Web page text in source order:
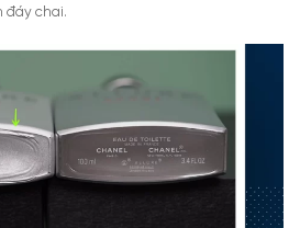
đáy chai.